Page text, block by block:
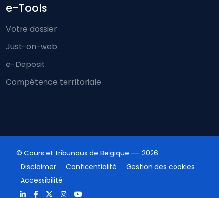
e-Tools
Votre dossier
Just-on-web
e-Deposit
Compétence territoriale
© Cours et tribunaux de Belgique
2026
Disclaimer
Confidentialité
Gestion des cookies
Accessibilité